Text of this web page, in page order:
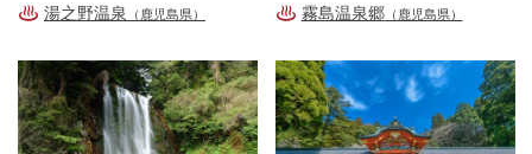
湯之野温泉 （鹿児島県） 霧島温泉郷（鹿児島県）